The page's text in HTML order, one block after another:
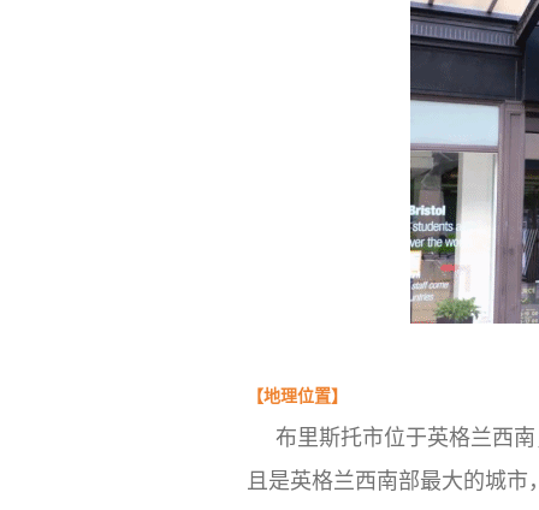
【地理位置】
布里斯托市位于英格兰西
且是英格兰西南部最大的城